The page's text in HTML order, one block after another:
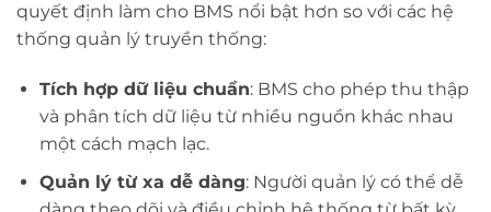
quyết định làm cho BMS nổi bật hơn so với các hệ
thống quản lý truyền thống:
Tích hợp dữ liệu chuẩn: BMS cho phép thu thập
và phân tích dữ liệu từ nhiều nguồn khác nhau
một cách mạch lạc.
Quản lý từ xa dễ dàng: Người quản lý có thể dễ